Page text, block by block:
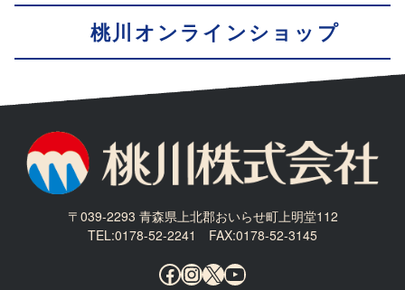
桃川オンラインショップ
〒039-2293 青森県上北郡おいらせ町上明堂112
TEL:0178-52-2241 FAX:0178-52-3145
Facebook
Instagram
X YouTube